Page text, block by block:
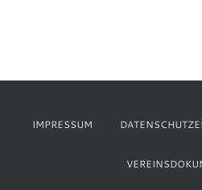
IMPRESSUM